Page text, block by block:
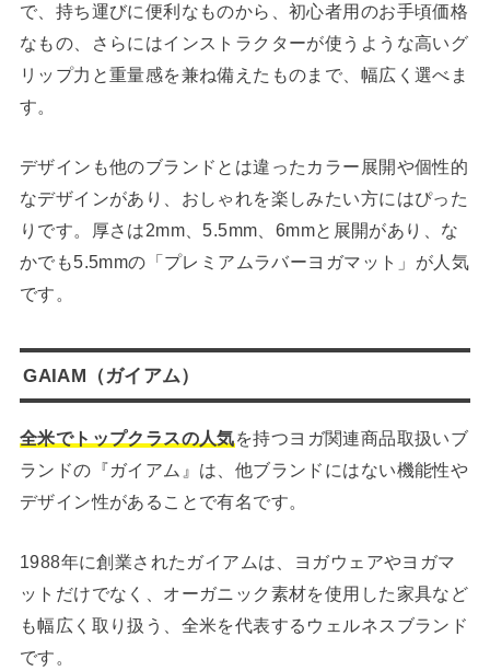
で、持ち運びに便利なものから、初心者用のお手頃価格
なもの、さらにはインストラクターが使うような高いグ
リップ力と重量感を兼ね備えたものまで、幅広く選べま
す。
デザインも他のブランドとは違ったカラー展開や個性的
なデザインがあり、おしゃれを楽しみたい方にはぴった
りです。厚さは2mm、5.5mm、6mmと展開があり、な
かでも5.5mmの「プレミアムラバーヨガマット」が人気
です。
GAIAM（ガイアム）
全米でトップクラスの人気を持つヨガ関連商品取扱いブ
ランドの『ガイアム』は、他ブランドにはない機能性や
デザイン性があることで有名です。
1988年に創業されたガイアムは、ヨガウェアやヨガマ
ットだけでなく、オーガニック素材を使用した家具など
も幅広く取り扱う、全米を代表するウェルネスブランド
です。